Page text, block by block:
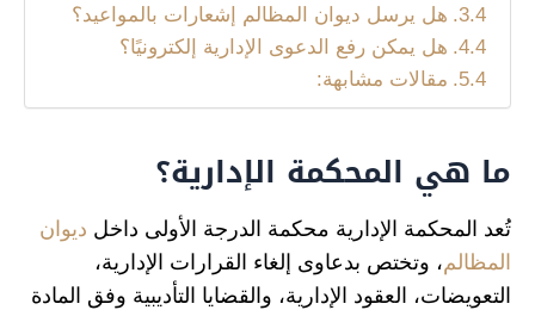
هل يرسل ديوان المظالم إشعارات بالمواعيد؟
هل يمكن رفع الدعوى الإدارية إلكترونيًا؟
مقالات مشابهة:
ما هي المحكمة الإدارية؟
تُعد المحكمة الإدارية محكمة الدرجة الأولى داخل ديوان
المظالم، وتختص بدعاوى إلغاء القرارات الإدارية،
التعويضات، العقود الإدارية، والقضايا التأديبية وفق المادة